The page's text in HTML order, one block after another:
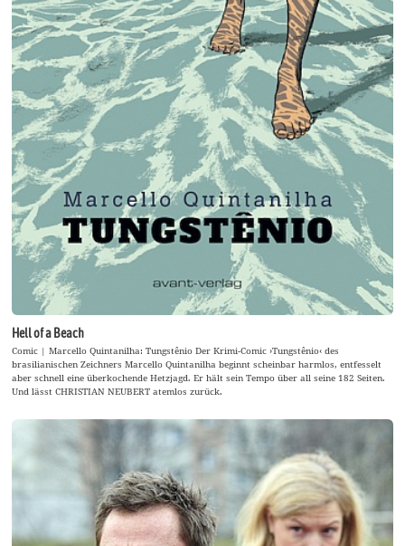
Hell of a Beach
Comic | Marcello Quintanilha: Tungstênio Der Krimi-Comic ›Tungstênio‹ des
brasilianischen Zeichners Marcello Quintanilha beginnt scheinbar harmlos, entfesselt
aber schnell eine überkochende Hetzjagd. Er hält sein Tempo über all seine 182 Seiten.
Und lässt CHRISTIAN NEUBERT atemlos zurück.